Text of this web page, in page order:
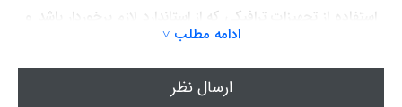
استفاده از تجهیزات ترافیکی که از استاندارد لازم برخوردار باشد و
باعث افزایش ضریب امنیت خیابان ها و جاده ها باشند از
اهمیت ویژه ای در میان جوامع برخوردار می باشد.
ادامه مطلب ˅
ارسال نظر